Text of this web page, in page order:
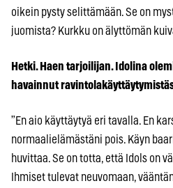
oikein pysty selittämään. Se on
juomista? Kurkku on älyttömän
Hetki. Haen tarjoilijan. Idolina
havainnut
”En aio käyttäytyä eri tavalla. En
normaalielämästäni pois. Käyn
huvittaa. Se on totta, että Idols on
Ihmiset tulevat neuvomaan,